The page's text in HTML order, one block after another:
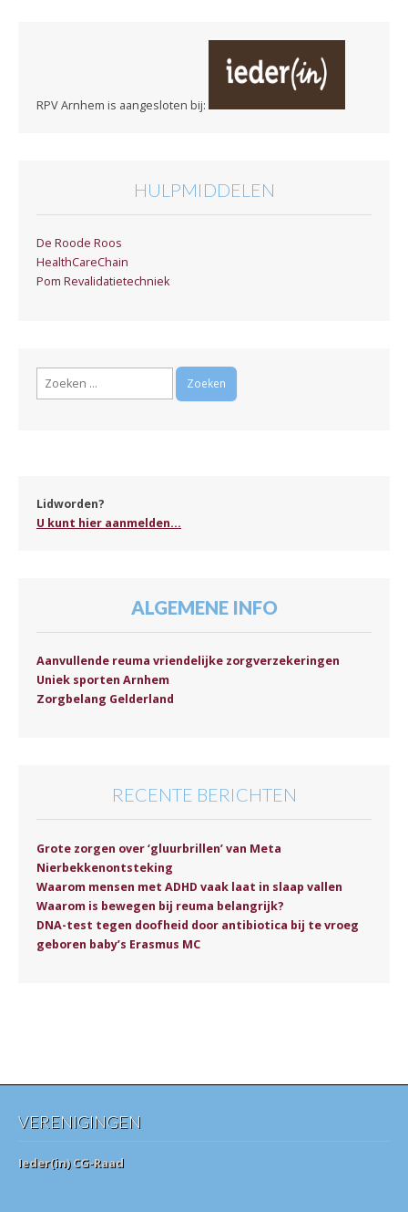
RPV Arnhem is aangesloten bij:
HULPMIDDELEN
De Roode Roos
HealthCareChain
Pom Revalidatietechniek
Zoeken
Lidworden?
U kunt hier aanmelden...
ALGEMENE INFO
Aanvullende reuma vriendelijke zorgverzekeringen
Uniek sporten Arnhem
Zorgbelang Gelderland
RECENTE BERICHTEN
Grote zorgen over ‘gluurbrillen’ van Meta
Nierbekkenontsteking
Waarom mensen met ADHD vaak laat in slaap vallen
Waarom is bewegen bij reuma belangrijk?
DNA-test tegen doofheid door antibiotica bij te vroeg
geboren baby’s Erasmus MC
VERENIGINGEN
Ieder(in) CG-Raad